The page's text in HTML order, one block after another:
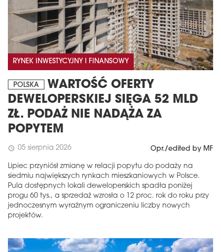
RYNEK INWESTYCYJNY I FINANSOWY
POLSKA
WARTOŚĆ OFERTY
DEWELOPERSKIEJ SIĘGA 52 MLD
ZŁ. PODAŻ NIE NADĄŻA ZA
POPYTEM
schedule 05 sierpnia 2026 Opr./edited by MF
Lipiec przyniósł zmianę w relacji popytu do podaży na
siedmiu największych rynkach mieszkaniowych w Polsce.
Pula dostępnych lokali deweloperskich spadła poniżej
progu 60 tys., a sprzedaż wzrosła o 12 proc. rok do roku przy
jednoczesnym wyraźnym ograniczeniu liczby nowych
projektów.
MAGAZYN
Wydanie 6 (308)
Więcej w tym wydaniu
arrow_forward
Zamów teraz!